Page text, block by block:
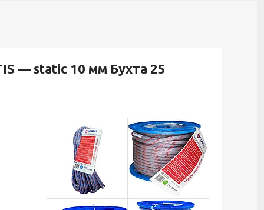
— static 10 мм Бухта 25